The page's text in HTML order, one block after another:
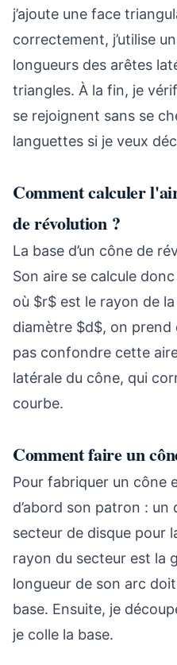
j’ajoute une face
correctement, j’utilise
longueurs des arêtes
triangles. À la fin, je
se rejoignent sans se
languettes si je veux
Comment calculer
de révolution ?
La base d’un cône de
Son aire se calcule
où $r$ est le rayon de
diamètre $d$, on prend
pas confondre cette
latérale du cône, qui
courbe.
Comment faire un
Pour fabriquer un cône
d’abord son patron : un
secteur de disque pour
rayon du secteur est la
longueur de son arc
base. Ensuite, je
je colle la base.